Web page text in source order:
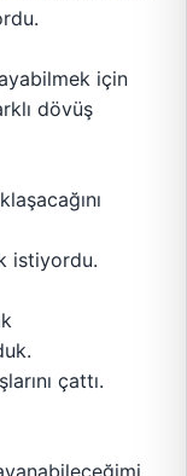
için
dövüş
istiyordu.
çattı.